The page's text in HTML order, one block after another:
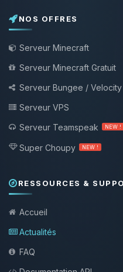
NOS OFFRES
Serveur Minecraft
Serveur Minecraft Gratuit
Serveur Bungee / Velocity
Serveur VPS
Serveur Teamspeak
NEW !
Super Choupy NEW !
RESSOURCES &
Accueil
Actualités
FAQ